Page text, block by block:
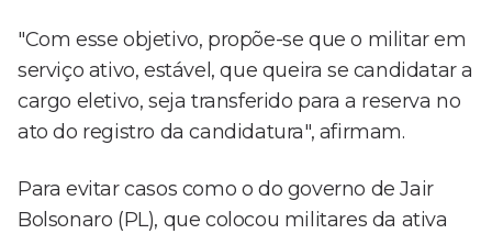
"Com esse objetivo, propõe-se que o militar em
serviço ativo, estável, que queira se candidatar a
cargo eletivo, seja transferido para a reserva no
ato do registro da candidatura", afirmam.
Para evitar casos como o do governo de Jair
Bolsonaro (PL), que colocou militares da ativa